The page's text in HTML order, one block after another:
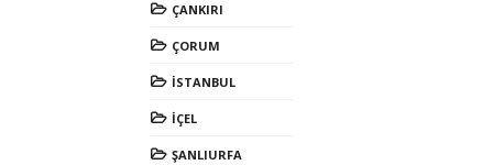
ÇANKIRI
ÇORUM
İSTANBUL
İÇEL
ŞANLIURFA